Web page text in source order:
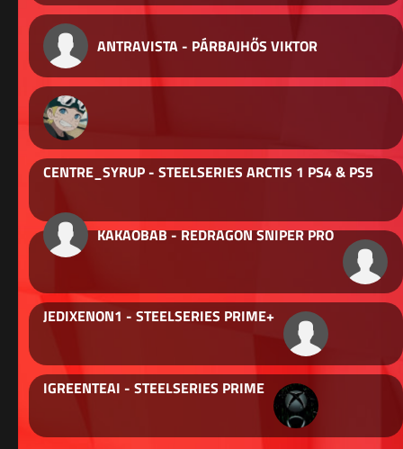
ANTRAVISTA - PÁRBAJHŐS VIKTOR
CENTRE_SYRUP - STEELSERIES ARCTIS 1 PS4 & PS5
KAKAOBAB - REDRAGON SNIPER PRO
JEDIXENON1 - STEELSERIES PRIME+
IGREENTEAI - STEELSERIES PRIME